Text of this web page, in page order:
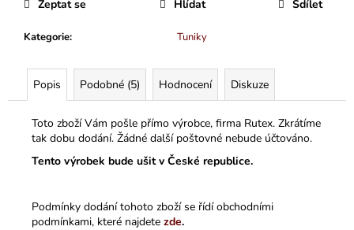
Kategorie: Tuniky
Zeptat se Hlídat Sdílet
Popis Podobné (5) Hodnocení Diskuze
Toto zboží Vám pošle přímo výrobce, firma Rutex. Zkrátíme
tak dobu dodání. Žádné další poštovné nebude účtováno.
Tento výrobek bude ušit v České republice.
Podmínky dodání tohoto zboží se řídí obchodními
podmínkami, které najdete zde.